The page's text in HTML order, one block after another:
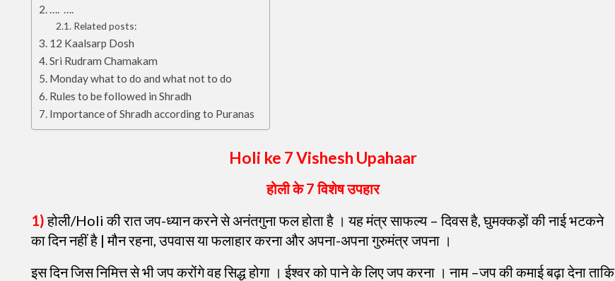
…. ….
Related posts:
12 Kaalsarp Dosh
Sri Rudram Chamakam
Monday what to do and what not to do
Rules to be followed in Shradh
Importance of Shradh according to Puranas
Holi ke 7 Vishesh Upahaar
होली के 7 विशेष उपहार
1)होली/Holi की रात जप-ध्यान करने से अनंतगुना फल होता है । यह मंत्र साफल्य – दिवस है, घुमक्कड़ों की नाई भटकने
का दिन नहीं है | मौन रहना, उपवास या फलाहार करना और अपना-अपना गुरुमंत्र जपना ।
इस दिन जिस निमित्त से भी जप करोंगे वह सिद्ध होगा । ईश्वर को पाने के लिए जप करना । नाम –जप की कमाई बढ़ा देना ताकि